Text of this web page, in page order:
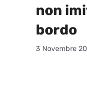
non
bordo
3 Novembre